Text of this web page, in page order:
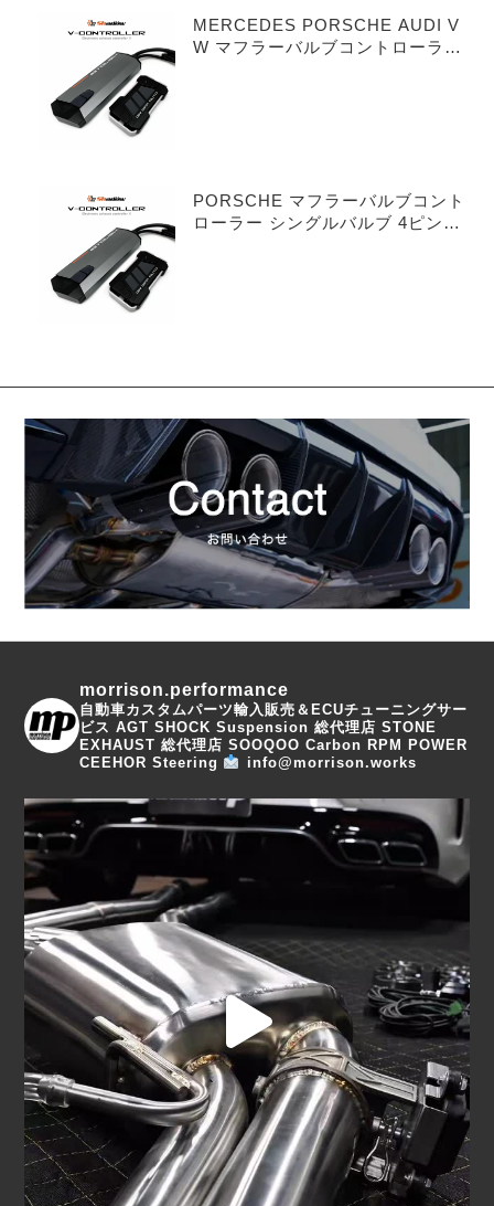
MERCEDES PORSCHE AUDI V
W マフラーバルブコントローラー
PORSCHE マフラーバルブコント
ローラー シングルバルブ 4ピンタ
morrison.performance
自動車カスタムパーツ輸入販売＆ECUチューニングサー
ビス AGT SHOCK Suspension 総代理店 STONE
EXHAUST 総代理店 SOOQOO Carbon RPM POWER
CEEHOR Steering
info@morrison.works